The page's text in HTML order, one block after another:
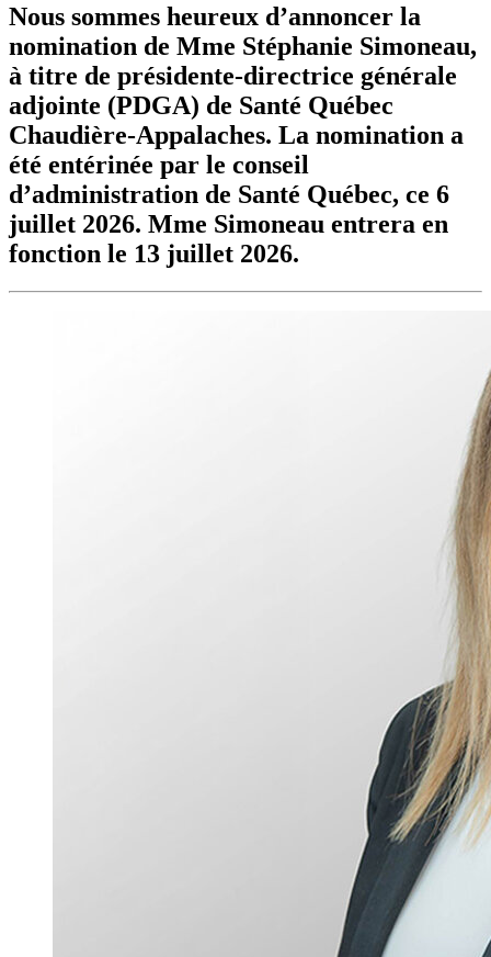
Nous sommes heureux d’annoncer la
nomination de Mme Stéphanie Simoneau,
à titre de présidente-directrice générale
adjointe (PDGA) de Santé Québec
Chaudière-Appalaches. La nomination a
été entérinée par le conseil
d’administration de Santé Québec, ce 6
juillet 2026. Mme Simoneau entrera en
fonction le 13 juillet 2026.